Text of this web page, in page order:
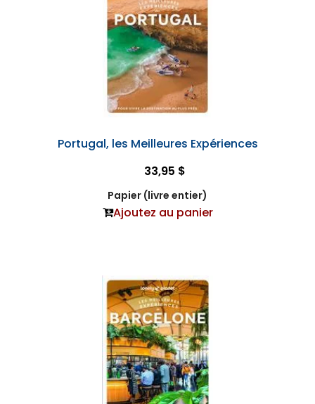
Portugal, les Meilleures Expériences
33,95 $
Papier (livre entier)
Ajoutez au panier